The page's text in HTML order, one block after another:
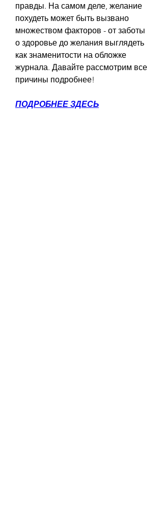
правды. На самом деле, желание
похудеть может быть вызвано
множеством факторов - от заботы
о здоровье до желания выглядеть
как знаменитости на обложке
журнала. Давайте рассмотрим все
причины подробнее!
ПОДРОБНЕЕ ЗДЕСЬ